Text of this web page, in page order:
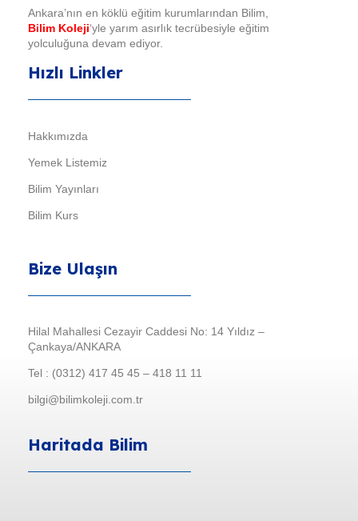
Ankara’nın en köklü eğitim kurumlarından Bilim,
Bilim Koleji‘yle yarım asırlık tecrübesiyle eğitim
yolculuğuna devam ediyor.
Hızlı Linkler
Hakkımızda
Yemek Listemiz
Bilim Yayınları
Bilim Kurs
Bize Ulaşın
Hilal Mahallesi Cezayir Caddesi No: 14 Yıldız –
Çankaya/ANKARA
Tel : (0312) 417 45 45 – 418 11 11
bilgi@bilimkoleji.com.tr
Haritada Bilim